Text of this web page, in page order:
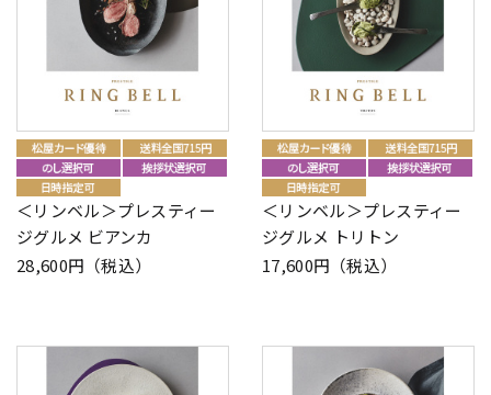
＜リンベル＞プレスティー
ジグルメ ビアンカ
28,600円（税込）
＜リンベル＞プレスティー
ジグルメ トリトン
17,600円（税込）